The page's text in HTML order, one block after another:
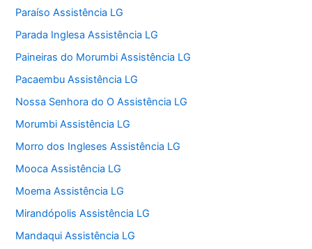
Paraíso Assistência LG
Parada Inglesa Assistência LG
Paineiras do Morumbi Assistência LG
Pacaembu Assistência LG
Nossa Senhora do O Assistência LG
Morumbi Assistência LG
Morro dos Ingleses Assistência LG
Mooca Assistência LG
Moema Assistência LG
Mirandópolis Assistência LG
Mandaqui Assistência LG